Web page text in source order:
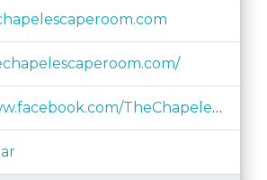
TheChapelescaperoom/